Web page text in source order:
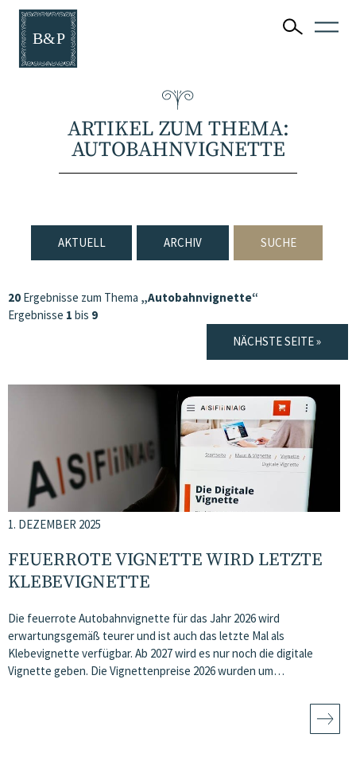
ARTIKEL ZUM THEMA:
AUTOBAHNVIGNETTE
AKTUELL ARCHIV SUCHE
20 Ergebnisse zum Thema „Autobahnvignette“
Ergebnisse 1 bis 9
NÄCHSTE SEITE »
1. DEZEMBER 2025
FEUERROTE VIGNETTE WIRD LETZTE
KLEBEVIGNETTE
Die feuerrote Autobahnvignette für das Jahr 2026 wird
erwartungsgemäß teurer und ist auch das letzte Mal als
Klebevignette verfügbar. Ab 2027 wird es nur noch die digitale
Vignette geben. Die Vignettenpreise 2026 wurden um…